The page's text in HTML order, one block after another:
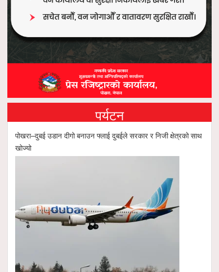
पर्यटन
पोखरा–दुबई उडान दीगो बनाउन फ्लाई दुबईले सरकार र निजी क्षेत्रको साथ
खोज्यो